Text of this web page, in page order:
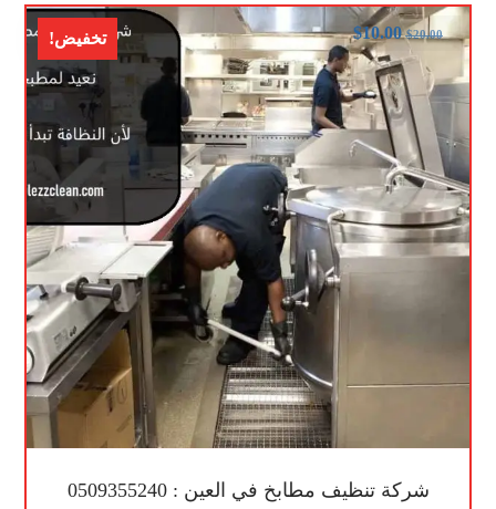
تخفيض!
شركة تنظيف مطابخ في العين : 0509355240
$20.00
$10.00